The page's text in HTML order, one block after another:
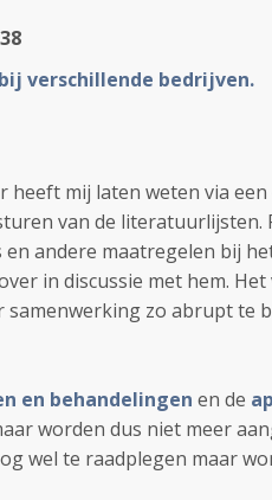
verschillende bedrijven.
heeft mij laten weten via
van de literatuurlijsten.
andere maatregelen bij
in discussie met hem. Het
samenwerking zo abrupt te
en behandelingen en de
worden dus niet meer
wel te raadplegen maar